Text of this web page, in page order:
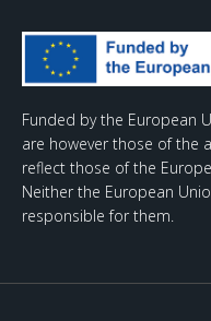
Funded by the European
are however those of the
reflect those of the
Neither the European
responsible for them.